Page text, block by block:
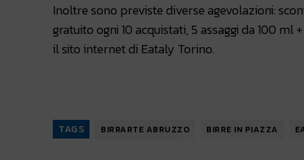
Inoltre sono previste diverse agevolazioni:
gratuito ogni 10 acquistati, 5 assaggi da 100
il sito internet di Eataly Torino.
TAGS BIRRARTE ABRUZZO BIRRE IN PIAZZA